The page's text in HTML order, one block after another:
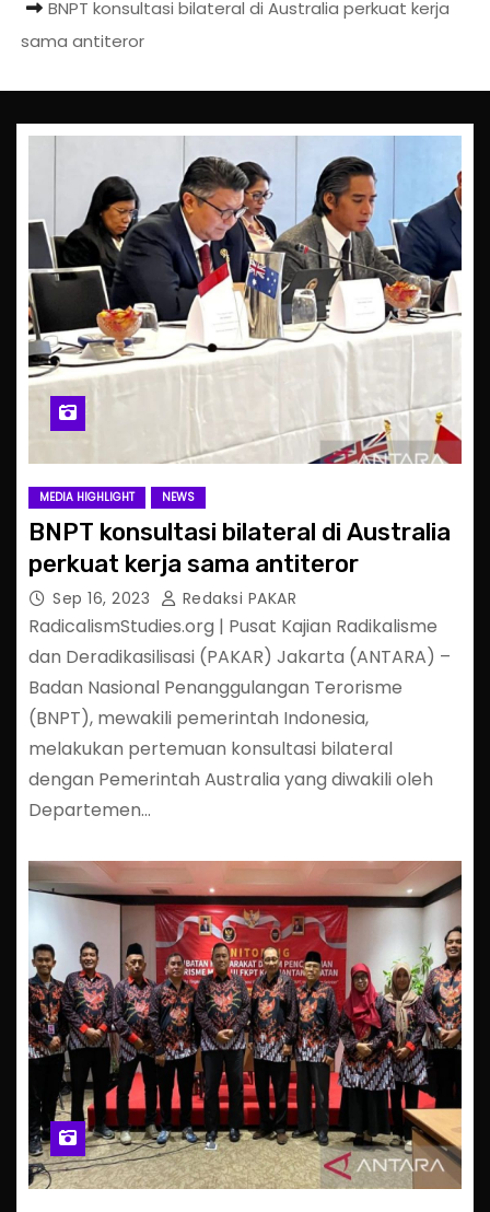
BNPT konsultasi bilateral di Australia perkuat kerja
sama antiteror
MEDIA HIGHLIGHT NEWS
BNPT konsultasi bilateral di Australia
perkuat kerja sama antiteror
Sep 16, 2023 Redaksi PAKAR
RadicalismStudies.org | Pusat Kajian Radikalisme
dan Deradikasilisasi (PAKAR) Jakarta (ANTARA) –
Badan Nasional Penanggulangan Terorisme
(BNPT), mewakili pemerintah Indonesia,
melakukan pertemuan konsultasi bilateral
dengan Pemerintah Australia yang diwakili oleh
Departemen…